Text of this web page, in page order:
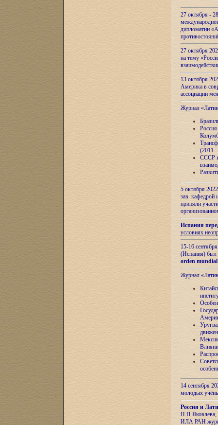
27 октября -
дипломатии
27 октября
на тему
13 октября
Америка в
ассоциации
Журнал
СССР и
5 октября
зав.
приняли
Испания
условиях
15-16
(Испания) был
orden
Журнал
14 сентября
молодых
Россия и
П.П.Яковлева,
ИЛА РАН